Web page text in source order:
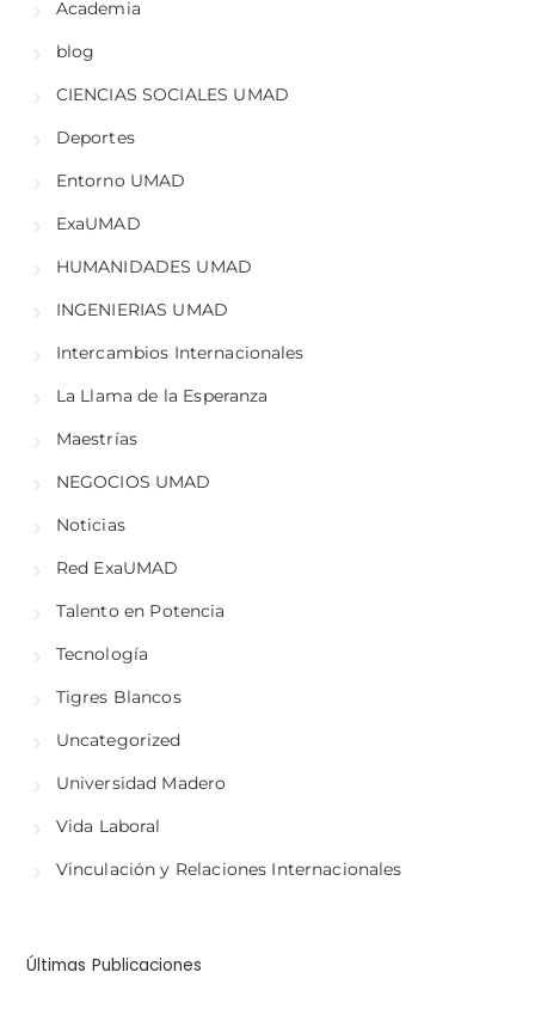
Academia
blog
CIENCIAS SOCIALES UMAD
Deportes
Entorno UMAD
ExaUMAD
HUMANIDADES UMAD
INGENIERIAS UMAD
Intercambios Internacionales
La Llama de la Esperanza
Maestrías
NEGOCIOS UMAD
Noticias
Red ExaUMAD
Talento en Potencia
Tecnología
Tigres Blancos
Uncategorized
Universidad Madero
Vida Laboral
Vinculación y Relaciones Internacionales
Últimas Publicaciones